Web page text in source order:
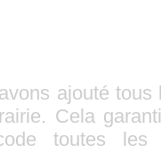
ajouté
Cela
toutes les